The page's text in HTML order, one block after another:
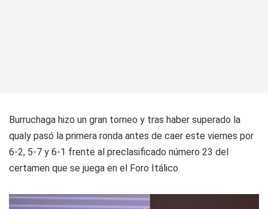
Burruchaga hizo un gran torneo y tras haber superado la
qualy pasó la primera ronda antes de caer este viernes por
6-2, 5-7 y 6-1 frente al preclasificado número 23 del
certamen que se juega en el Foro Itálico.